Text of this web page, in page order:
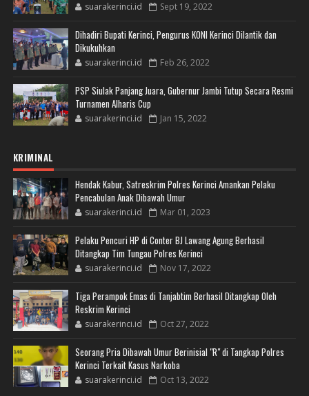
suarakerinci.id Sept 19, 2022
Dihadiri Bupati Kerinci, Pengurus KONI Kerinci Dilantik dan
Dikukuhkan
suarakerinci.id Feb 26, 2022
PSP Siulak Panjang Juara, Gubernur Jambi Tutup Secara Resmi
Turnamen Alharis Cup
suarakerinci.id Jan 15, 2022
KRIMINAL
Hendak Kabur, Satreskrim Polres Kerinci Amankan Pelaku
Pencabulan Anak Dibawah Umur
suarakerinci.id Mar 01, 2023
Pelaku Pencuri HP di Conter BJ Lawang Agung Berhasil
Ditangkap Tim Tungau Polres Kerinci
suarakerinci.id Nov 17, 2022
Tiga Perampok Emas di Tanjabtim Berhasil Ditangkap Oleh
Reskrim Kerinci
suarakerinci.id Oct 27, 2022
Seorang Pria Dibawah Umur Berinisial "R" di Tangkap Polres
Kerinci Terkait Kasus Narkoba
suarakerinci.id Oct 13, 2022